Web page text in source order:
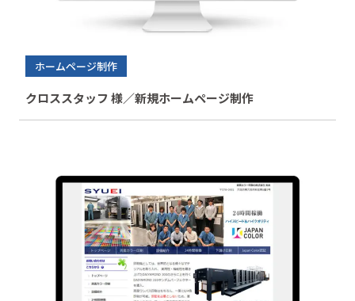
ホームページ制作
クロススタッフ 様／新規ホームページ制作